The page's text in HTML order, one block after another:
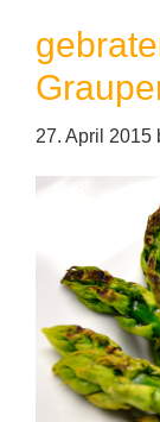
27. April 2015